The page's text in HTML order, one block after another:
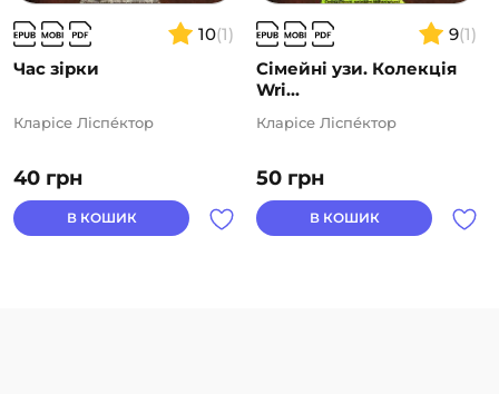
10(1)
Час зірки
40 грн
Кларісе Ліспéктор
В КОШИК
9(1)
Сімейні узи. Колекція
Wri...
50 грн
Кларісе Ліспéктор
В КОШИК